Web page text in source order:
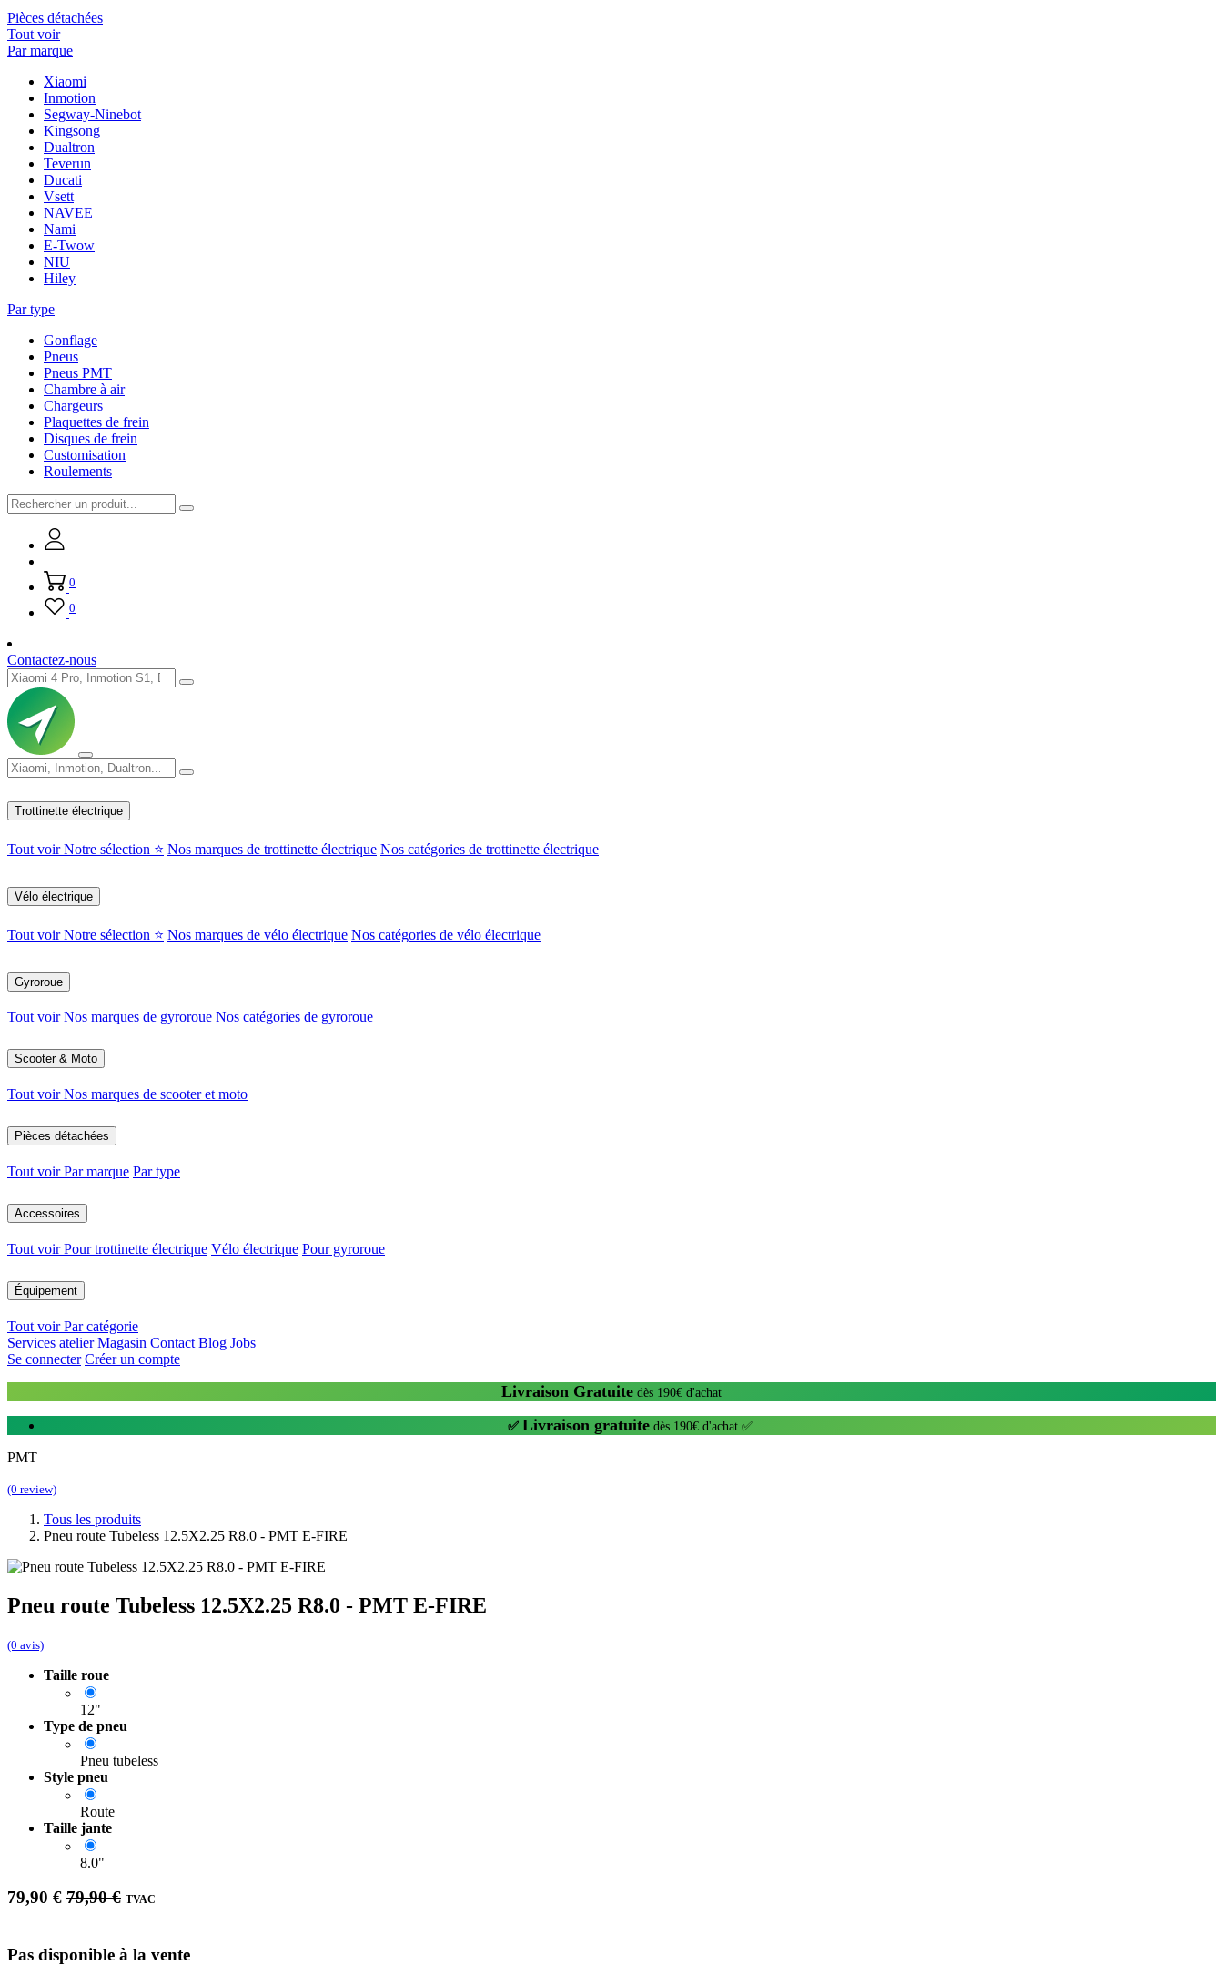
Pièces détachées
Tout voir
Par marque
Xiaomi
Inmotion
Segway-Ninebot
Kingsong
Dualtron
Teverun
Ducati
Vsett
NAVEE
Nami
E-Twow
NIU
Hiley
Par type
Gonflage
Pneus
Pneus PMT
Chambre à air
Chargeurs
Plaquettes de frein
Disques de frein
Customisation
Roulements
0
0
Contactez-nous
Trottinette électrique
Tout voirNotre sélection ⭐ Nos marques de trottinette électrique Nos catégories de trottinette électrique
Vélo électrique
Tout voirNotre sélection ⭐ Nos marques de vélo électrique Nos catégories de vélo électrique
Gyroroue
Tout voirNos marques de gyroroue Nos catégories de gyroroue
Scooter & Moto
Tout voirNos marques de scooter et moto
Pièces détachées
Tout voirPar marque Par type
Accessoires
Tout voirPour trottinette électrique Vélo électrique Pour gyroroue
Équipement
Tout voirPar catégorie
Services atelier Magasin Contact Blog Jobs
Se connecter Créer un compte
Livraison Gratuite dès 190€ d'achat
✅ Livraison gratuite dès 190€ d'achat ✅
PMT
(0 review)
Tous les produits
Pneu route Tubeless 12.5X2.25 R8.0 - PMT E-FIRE
Pneu route Tubeless 12.5X2.25 R8.0 - PMT E-FIRE
(0 avis)
Taille roue
12"
Type de pneu
Pneu tubeless
Style pneu
Route
Taille jante
8.0"
79,90 € 79,90€ TVAC
Pas disponible à la vente